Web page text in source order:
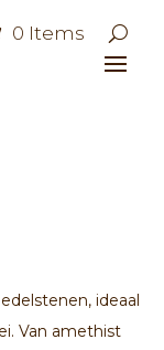
0 Items
ideaal
Van amethist